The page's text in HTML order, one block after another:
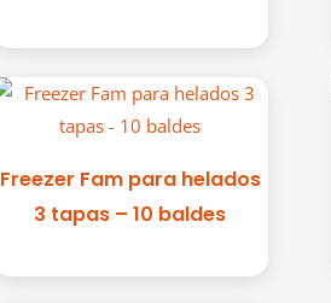
Freezer Fam para helados
3 tapas – 10 baldes